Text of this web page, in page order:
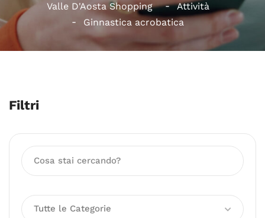
Valle D'Aosta Shopping
Attività
Ginnastica acrobatica
Filtri
Tutte le Categorie